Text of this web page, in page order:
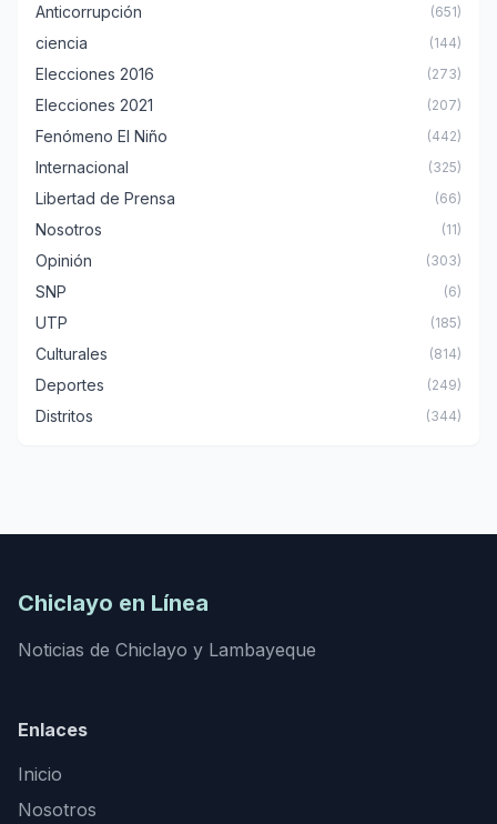
Anticorrupción (651)
ciencia (144)
Elecciones 2016 (273)
Elecciones 2021 (207)
Fenómeno El Niño (442)
Internacional (325)
Libertad de Prensa (66)
Nosotros (11)
Opinión (303)
SNP (6)
UTP (185)
Culturales (814)
Deportes (249)
Distritos (344)
Chiclayo en Línea
Noticias de Chiclayo y Lambayeque
Enlaces
Inicio
Nosotros